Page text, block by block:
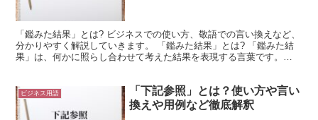
「鑑みた結果」とは? ビジネスでの使い方、敬語での言い換えなど、
分かりやすく解説していきます。 「鑑みた結果」とは? 「鑑みた結
果」は、何かに照らし合わせて考えた結果を表現する言葉です。
ビジネス用語
「下記参照」とは？使い方や言い
換えや用例など徹底解釈